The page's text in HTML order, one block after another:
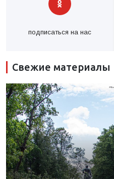
подписаться на нас
Свежие материалы